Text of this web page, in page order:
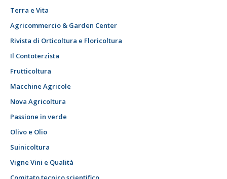
Terra e Vita
Agricommercio & Garden Center
Rivista di Orticoltura e Floricoltura
Il Contoterzista
Frutticoltura
Macchine Agricole
Nova Agricoltura
Passione in verde
Olivo e Olio
Suinicoltura
Vigne Vini e Qualità